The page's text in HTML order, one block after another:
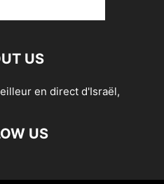
US
en direct d'Israël,
US